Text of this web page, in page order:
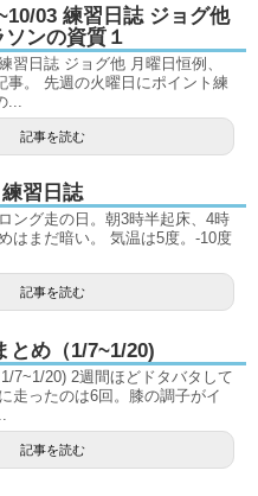
03 練習日誌 ジョグ他
ソンの資質１
習日誌 ジョグ他 月曜日恒例、
事。 先週の火曜日にポイント練
...
記事を読む
習日誌
ング走の日。朝3時半起床、4時
はまだ暗い。 気温は5度。-10度
記事を読む
とめ（1/7~1/20)
7~1/20) 2週間ほどドタバタして
走ったのは6回。膝の調子がイ
記事を読む